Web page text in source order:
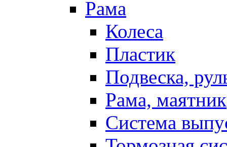
Рама
Колеса
Пластик
Подвеска,
Рама, маятник
Система